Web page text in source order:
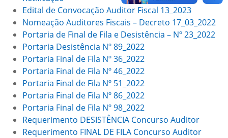
Edital de Convocação Auditor Fiscal 13_2023
Nomeação Auditores Fiscais – Decreto 17_03_2022
Portaria de Final de Fila e Desistência – Nº 23_2022
Portaria Desistência Nº 89_2022
Portaria Final de Fila Nº 36_2022
Portaria Final de Fila Nº 46_2022
Portaria Final de Fila Nº 51_2022
Portaria Final de Fila Nº 86_2022
Portaria Final de Fila Nº 98_2022
Requerimento DESISTÊNCIA Concurso Auditor
Requerimento FINAL DE FILA Concurso Auditor